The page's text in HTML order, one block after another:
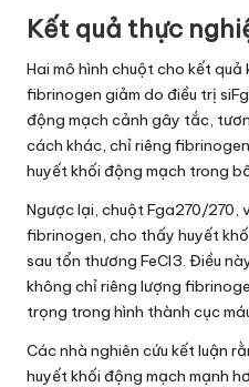
Kết quả thực
Hai mô hình chuột cho kết
fibrinogen giảm do điều trị
động mạch cảnh gây tắc,
cách khác, chỉ riêng
huyết khối động mạch trong
Ngược lại, chuột Fga270/270,
fibrinogen, cho thấy huyết
sau tổn thương FeCl3. Điều
không chỉ riêng lượng
trọng trong hình thành cục
Các nhà nghiên cứu kết luận
huyết khối động mạch mạnh